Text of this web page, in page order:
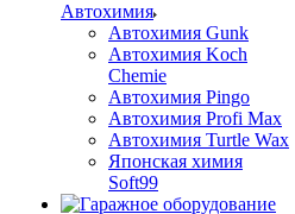
Автохимия
Автохимия Gunk
Автохимия Koch
Chemie
Автохимия Pingo
Автохимия Profi Max
Автохимия Turtle Wax
Японская химия
Soft99